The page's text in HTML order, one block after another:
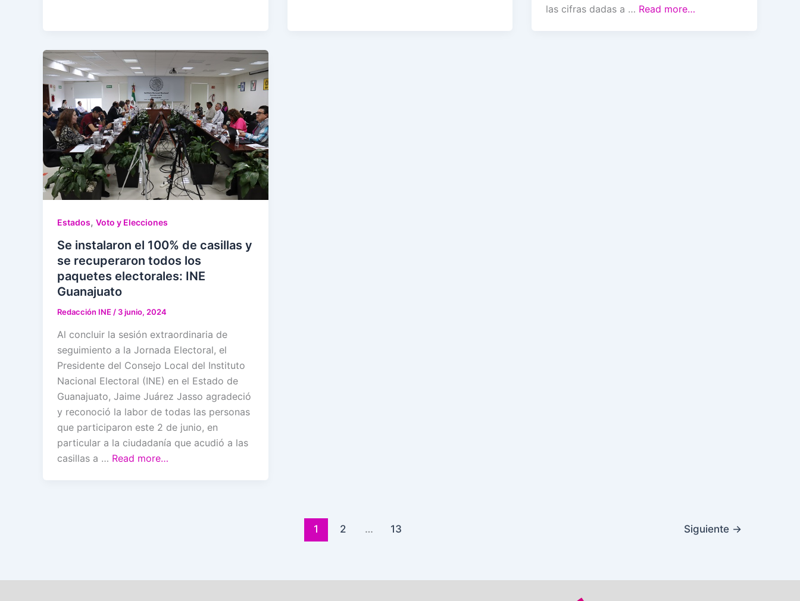
las cifras dadas a … Read more…
Estados, Voto y Elecciones
Se instalaron el 100% de casillas y
se recuperaron todos los
paquetes electorales: INE
Guanajuato
Redacción INE / 3 junio, 2024
Al concluir la sesión extraordinaria de
seguimiento a la Jornada Electoral, el
Presidente del Consejo Local del Instituto
Nacional Electoral (INE) en el Estado de
Guanajuato, Jaime Juárez Jasso agradeció
y reconoció la labor de todas las personas
que participaron este 2 de junio, en
particular a la ciudadanía que acudió a las
casillas a … Read more…
1 2 … 13 Siguiente →